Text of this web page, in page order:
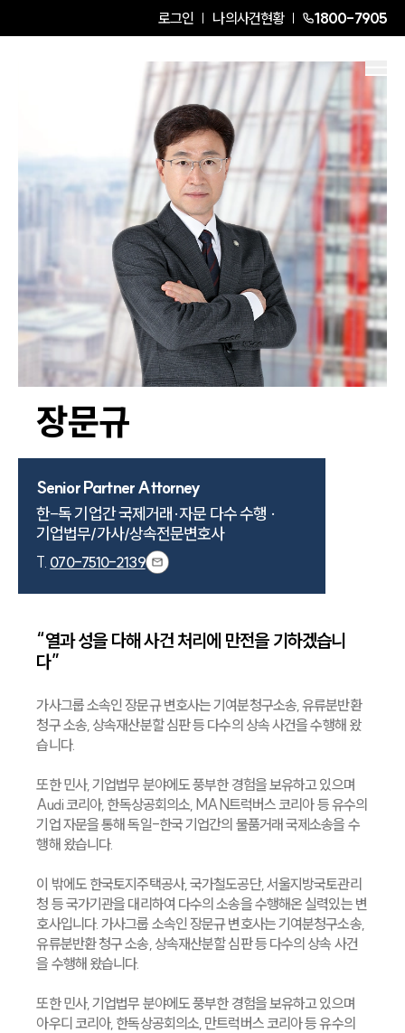
로그인 나의사건현황 1800-7905
Senior Partner Attorney
장문규
Senior Partner Attorney
한-독 기업간 국제거래·자문 다수 수행 ·
기업법무/가사/상속전문변호사
T. 070-7510-2139
“열과 성을 다해 사건 처리에 만전을 기하겠습니
다”
가사그룹 소속인 장문규 변호사는 기여분청구소송, 유류분반환
청구 소송, 상속재산분할 심판 등 다수의 상속 사건을 수행해 왔
습니다.
또한 민사, 기업법무 분야에도 풍부한 경험을 보유하고 있으며
Audi 코리아, 한독상공회의소, MAN트럭버스 코리아 등 유수의
기업 자문을 통해 독일-한국 기업간의 물품거래 국제소송을 수
행해 왔습니다.
이 밖에도 한국토지주택공사, 국가철도공단, 서울지방국토관리
청 등 국가기관을 대리하여 다수의 소송을 수행해온 실력있는 변
호사입니다. 가사그룹 소속인 장문규 변호사는 기여분청구소송,
유류분반환 청구 소송, 상속재산분할 심판 등 다수의 상속 사건
을 수행해 왔습니다.
또한 민사, 기업법무 분야에도 풍부한 경험을 보유하고 있으며
아우디 코리아, 한독상공회의소, 만트럭버스 코리아 등 유수의